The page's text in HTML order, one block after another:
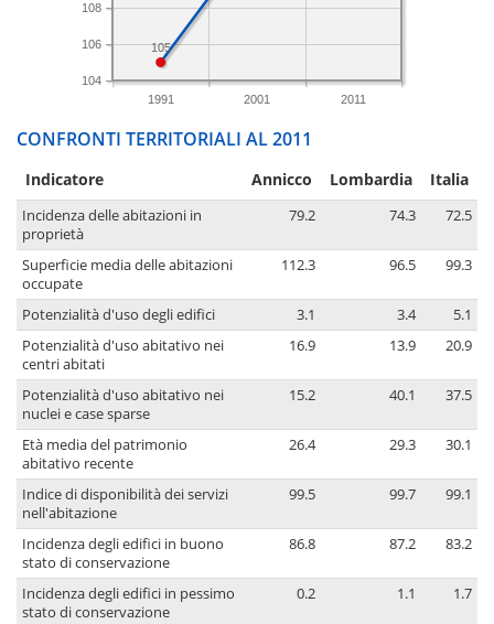
1991 2001 2011
104
106
108
105
CONFRONTI TERRITORIALI AL 2011
Indicatore Annicco Lombardia Italia
Incidenza delle abitazioni in
proprietà
79.2 74.3 72.5
Superficie media delle abitazioni
occupate
112.3 96.5 99.3
Potenzialità d'uso degli edifici 3.1 3.4
5.1
Potenzialità d'uso abitativo nei
centri abitati
16.9 13.9 20.9
Potenzialità d'uso abitativo nei
nuclei e case sparse
15.2 40.1 37.5
Età media del patrimonio
abitativo recente
26.4 29.3 30.1
Indice di disponibilità dei servizi
nell'abitazione
99.5 99.7 99.1
Incidenza degli edifici in buono
stato di conservazione
86.8 87.2 83.2
Incidenza degli edifici in pessimo
stato di conservazione
0.2 1.1 1.7